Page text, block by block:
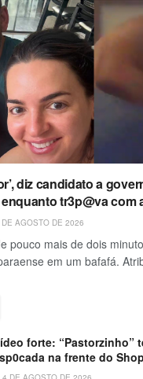
diz candidato a
tr3p@va com
AGOSTO DE 2026
pouco mais de dois
em um bafafá.
forte: “Pastorzinho”
na frente do